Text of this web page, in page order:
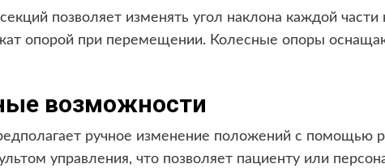
позволяет изменять угол наклона каждой
опорой при перемещении. Колесные опоры
возможности
ручное изменение положений с помощью
управления, что позволяет пациенту или